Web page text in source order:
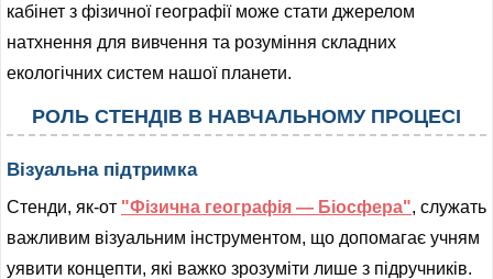
СТЕНДИ ДЛЯ ШКОЛИ
ІНШЕ
кабінет з фізичної географії може стати джерелом
натхнення для вивчення та розуміння складних
екологічних систем нашої планети.
РОЛЬ СТЕНДІВ В НАВЧАЛЬНОМУ ПРОЦЕСІ
Візуальна підтримка
Стенди, як-от "Фізична географія — Біосфера", служать
важливим візуальним інструментом, що допомагає учням
уявити концепти, які важко зрозуміти лише з підручників.